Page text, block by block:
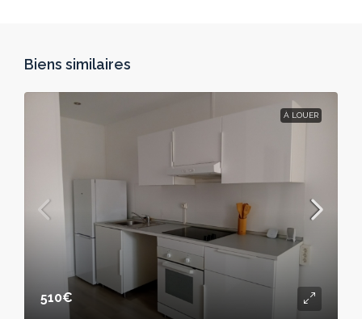
Biens similaires
À LOUER
510€